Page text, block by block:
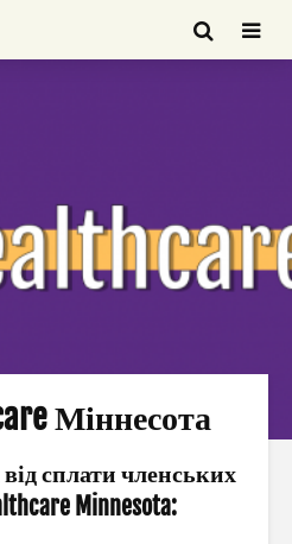
Міннесота
сплати членських
Minnesota: